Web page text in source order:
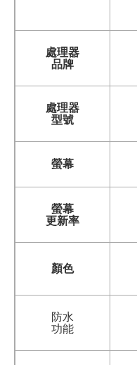
處理器
品牌
處理器
型號
螢幕
螢幕
更新率
顏色
防水
功能